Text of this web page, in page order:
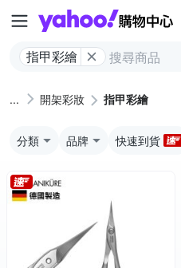
指甲彩繪
開架彩妝 指甲彩繪
分類 品牌 快速到貨